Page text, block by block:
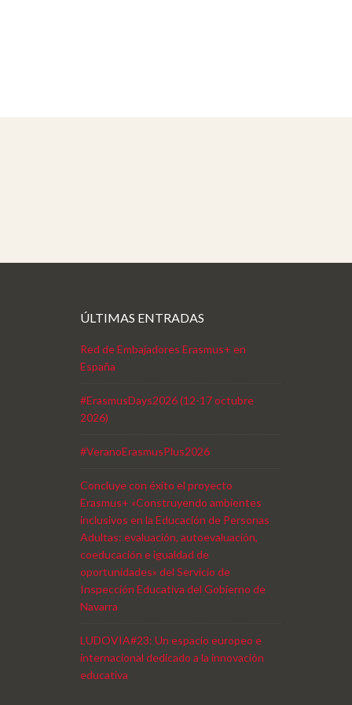
ÚLTIMAS ENTRADAS
Red de Embajadores Erasmus+ en
España
#ErasmusDays2026 (12-17 octubre
2026)
#VeranoErasmusPlus2026
Concluye con éxito el proyecto
Erasmus+ «Construyendo ambientes
inclusivos en la Educación de Personas
Adultas: evaluación, autoevaluación,
coeducación e igualdad de
oportunidades» del Servicio de
Inspección Educativa del Gobierno de
Navarra
LUDOVIA#23: Un espacio europeo e
internacional dedicado a la innovación
educativa